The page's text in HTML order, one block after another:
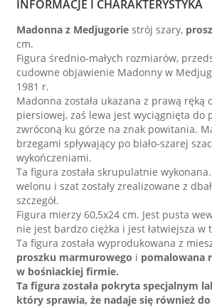
INFORMACJE I CHARAKTERYSTYKA
Madonna z Medjugorie strój szary,
cm.
Figura średnio-małych rozmiarów,
cudowne objawienie Madonny w
1981 r.
Madonna została ukazana z prawą ręką
piersiowej, zaś lewa jest wyciągnięta do
zwróconą ku górze na znak powitania.
brzegami spływający po biało-szarej
wykończeniami.
Ta figura została skrupulatnie
welonu i szat zostały zrealizowane z
szczegół.
Figura mierzy 60,5x24 cm. Jest pusta
nie jest bardzo ciężka i jest łatwiejsza w
Ta figura została wyprodukowana z
proszku marmurowego i pomalowana
w bośniackiej firmie.
Ta figura została pokryta specjalnym
który sprawia, że nadaje się również